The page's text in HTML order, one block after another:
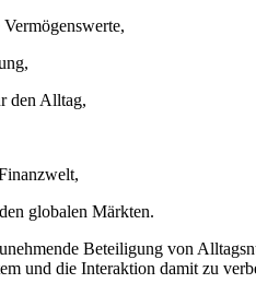
Alltag,
globalen Märkten.
Beteiligung von
und die Interaktion damit zu